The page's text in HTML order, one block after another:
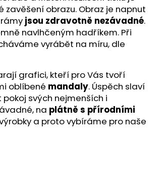
zavěšení obrazu. Obraz je napnut
jsou zdravotně nezávadné.
navlhčeným hadříkem. Při
vyrábět na míru, dle
grafici, kteří pro Vás tvoří
oblíbené mandaly. Úspěch slaví
svých nejmenších i
na plátně s přírodními
a proto vybíráme pro naše